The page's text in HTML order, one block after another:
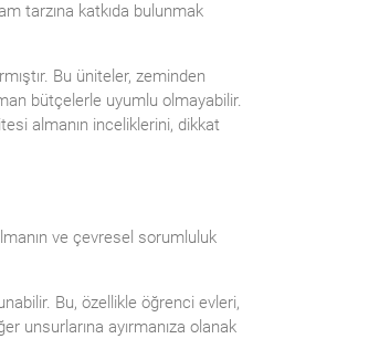
tarzına katkıda bulunmak
Bu üniteler, zeminden
bütçelerle uyumlu olmayabilir.
almanın inceliklerini, dikkat
ve çevresel sorumluluk
Bu, özellikle öğrenci evleri,
unsurlarına ayırmanıza olanak